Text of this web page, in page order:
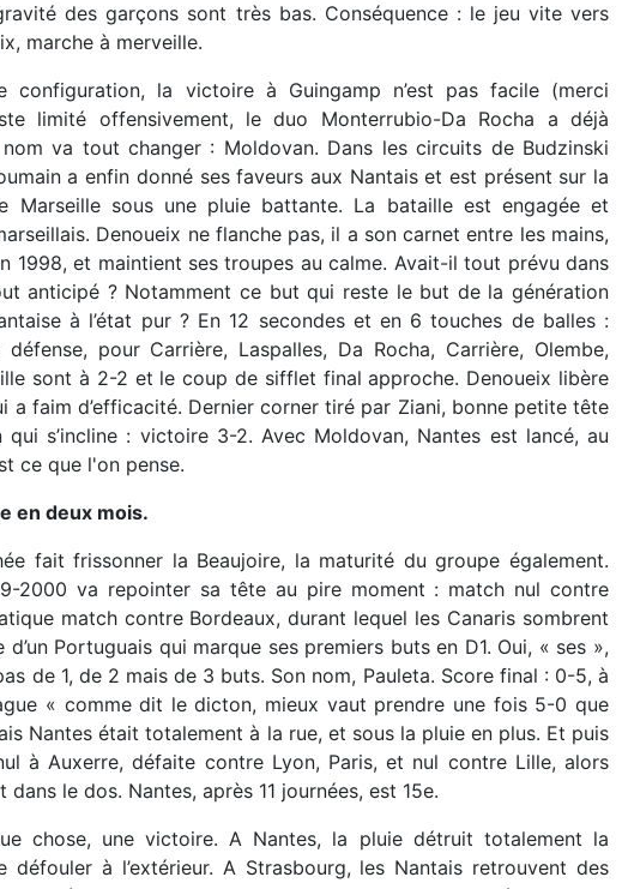
des garçons sont très bas. Conséquence : le jeu vite vers
marche à merveille.
configuration, la victoire à Guingamp n’est pas facile (merci
limité offensivement, le duo Monterrubio-Da Rocha a déjà
va tout changer : Moldovan. Dans les circuits de Budzinski
a enfin donné ses faveurs aux Nantais et est présent sur la
Marseille sous une pluie battante. La bataille est engagée et
Denoueix ne flanche pas, il a son carnet entre les mains,
1998, et maintient ses troupes au calme. Avait-il tout prévu dans
anticipé ? Notamment ce but qui reste le but de la génération
à l’état pur ? En 12 secondes et en 6 touches de balles :
pour Carrière, Laspalles, Da Rocha, Carrière, Olembe,
sont à 2-2 et le coup de sifflet final approche. Denoueix libère
a faim d’efficacité. Dernier corner tiré par Ziani, bonne petite tête
qui s’incline : victoire 3-2. Avec Moldovan, Nantes est lancé, au
ce que l'on pense.
en deux mois.
fait frissonner la Beaujoire, la maturité du groupe également.
2000 va repointer sa tête au pire moment : match nul contre
match contre Bordeaux, durant lequel les Canaris sombrent
Portuguais qui marque ses premiers buts en D1. Oui, « ses »,
de 1, de 2 mais de 3 buts. Son nom, Pauleta. Score final : 0-5, à
« comme dit le dicton, mieux vaut prendre une fois 5-0 que
Nantes était totalement à la rue, et sous la pluie en plus. Et puis
à Auxerre, défaite contre Lyon, Paris, et nul contre Lille, alors
le dos. Nantes, après 11 journées, est 15e.
chose, une victoire. A Nantes, la pluie détruit totalement la
défouler à l’extérieur. A Strasbourg, les Nantais retrouvent des